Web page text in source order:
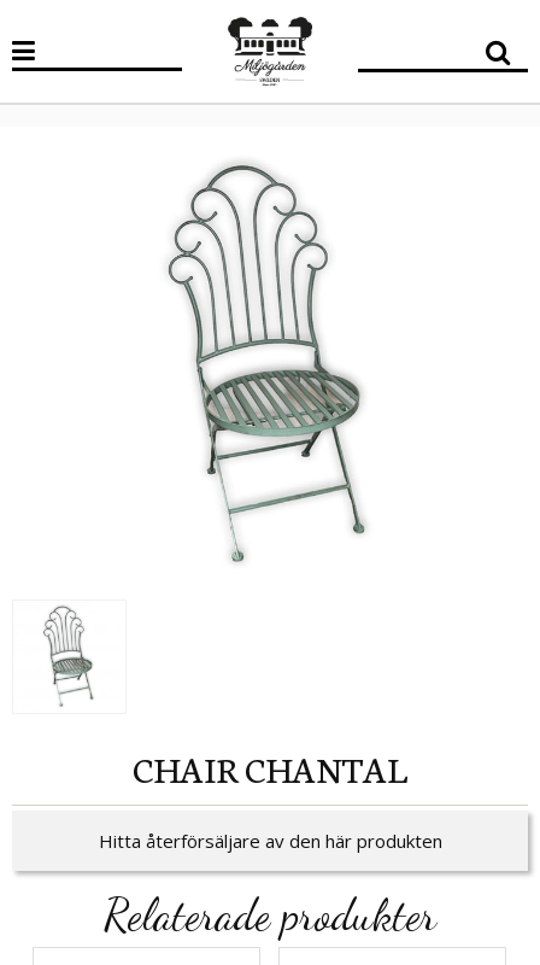
CHAIR CHANTAL
Hitta återförsäljare av den här produkten
Relaterade produkter